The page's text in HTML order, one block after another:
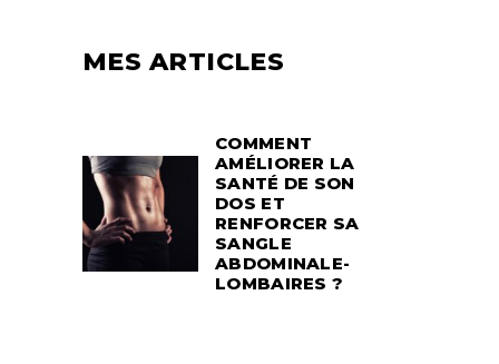
MES ARTICLES
COMMENT
AMÉLIORER LA
SANTÉ DE SON
DOS ET
RENFORCER SA
SANGLE
ABDOMINALE-
LOMBAIRES ?